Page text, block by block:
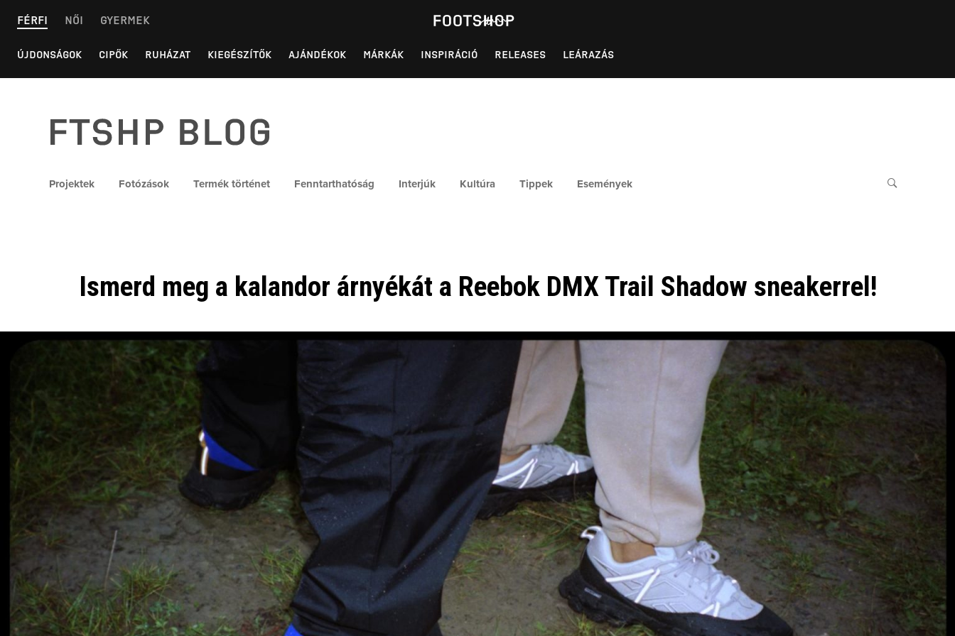
FÉRFI NŐI GYERMEK
ÚJDONSÁGOK CIPŐK RUHÁZAT KIEGÉSZÍTŐK AJÁNDÉKOK MÁRKÁK INSPIRÁCIÓ RELEASES LEÁRAZÁS
FTSHP blog
Projektek Fotózások Termék történet Fenntarthatóság Interjúk Kultúra Tippek Események
Ismerd meg a kalandor árnyékát a Reebok DMX Trail Shadow sneakerrel!